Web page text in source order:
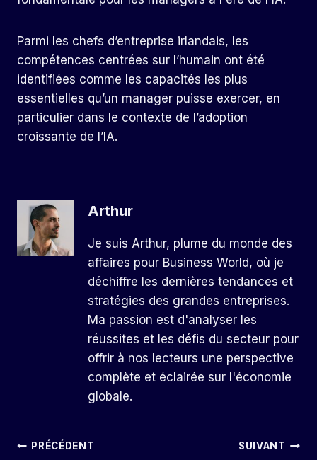
Parmi les chefs d’entreprise irlandais, les
compétences centrées sur l’humain ont été
identifiées comme les capacités les plus
essentielles qu’un manager puisse exercer, en
particulier dans le contexte de l’adoption
croissante de l’IA.
Arthur
Je suis Arthur, plume du monde des
affaires pour Business World, où je
déchiffre les dernières tendances et
stratégies des grandes entreprises.
Ma passion est d'analyser les
réussites et les défis du secteur pour
offrir à nos lecteurs une perspective
complète et éclairée sur l'économie
globale.
Navigation
PRÉCÉDENT SUIVANT